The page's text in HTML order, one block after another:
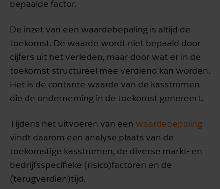
bepaalde factor.
De inzet van een waardebepaling is altijd de
toekomst. De waarde wordt niet bepaald door
cijfers uit het verleden, maar door wat er in de
toekomst structureel mee verdiend kan worden.
Het is de contante waarde van de kasstromen
die de onderneming in de toekomst genereert.
Tijdens het uitvoeren van een waardebepaling
vindt daarom een analyse plaats van de
toekomstige kasstromen, de diverse markt- en
bedrijfsspecifieke (risico)factoren en de
(terugverdien)tijd.